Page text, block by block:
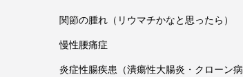
関節の腫れ（リウマチかなと思ったら）
慢性腰痛症
炎症性腸疾患（潰瘍性大腸炎・クローン病